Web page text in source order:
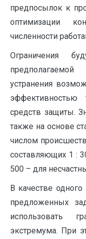
предпосылок к
оптимизации
численности
Ограничения
устранения
эффективностью
средств защиты.
также на основе
числом
составляющих 1 :
500 – для
В качестве
предложенных
использовать
экстремума. При